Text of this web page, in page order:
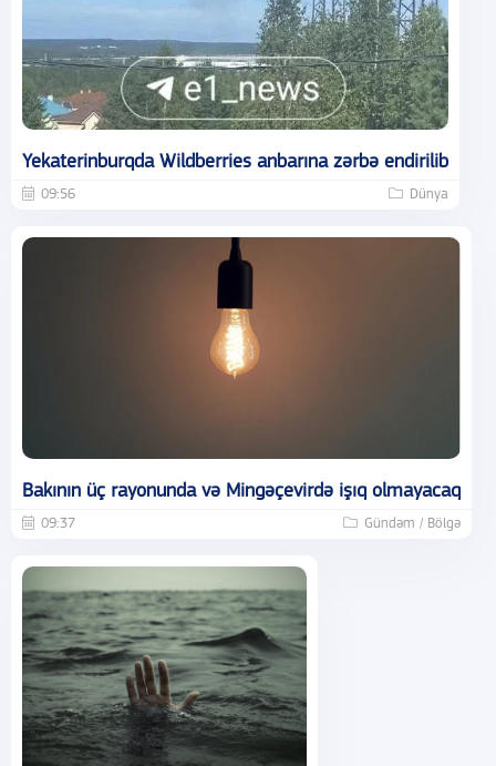
Yekaterinburqda Wildberries anbarına zərbə endirilib
09:56 Dünya
Bakının üç rayonunda və Mingəçevirdə işıq olmayacaq
09:37 Gündəm / Bölgə